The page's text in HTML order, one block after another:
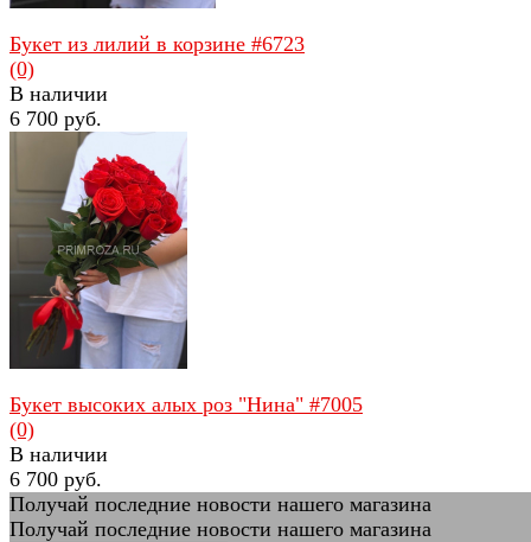
избранное сравнить
Букет из лилий в корзине #6723
(0)
В наличии
6 700 руб.
Букет высоких алых роз "Нина" #7005
(0)
В наличии
6 700 руб.
Получай последние новости нашего магазина
Получай последние новости нашего магазина